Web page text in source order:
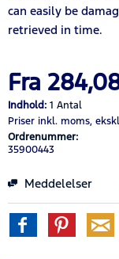
can easily be
retrieved in time.
Fra
Indhold: 1 Antal
Priser inkl. moms,
Ordrenummer:
35900443
Meddelelser